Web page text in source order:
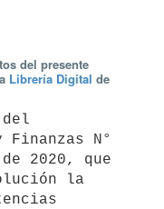
del presente
Librería Digital de
N°
2020, que
la